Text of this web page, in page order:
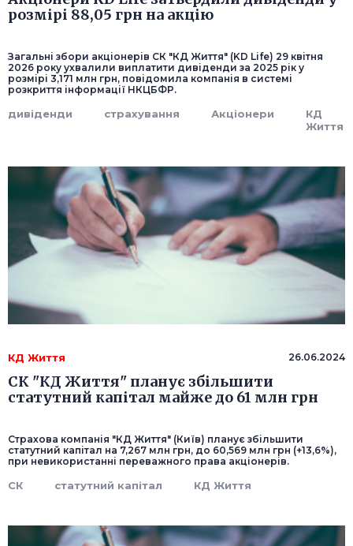
розмірі 88,05 грн на акцію
Загальні збори акціонерів СК "КД Життя" (KD Life) 29 квітня
2026 року ухвалили виплатити дивіденди за 2025 рік у
розмірі 3,171 млн грн, повідомила компанія в системі
розкриття інформації НКЦБФР.
дивіденди страхування Акціонери
КД
Життя
КД Життя 26.06.2024
СК "КД Життя" планує збільшити
статутний капітал майже до 61 млн грн
Страхова компанія "КД Життя" (Київ) планує збільшити
статутний капітал на 7,267 млн грн, до 60,569 млн грн (+13,6%),
при невикористанні переважного права акціонерів.
СК статутний капітал КД Життя